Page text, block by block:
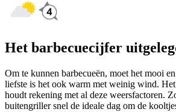
Het barbecuecijfer
Om te kunnen barbecueën, moet het mooi
liefste is het ook warm met weinig wind.
houdt rekening met al deze weersfactoren.
buitengriller snel de ideale dag om de